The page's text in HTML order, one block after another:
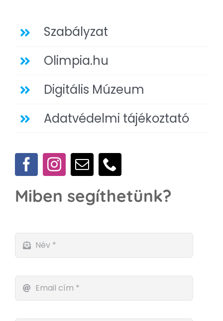
Szabályzat
Olimpia.hu
Digitális Múzeum
Adatvédelmi tájékoztató
Miben segíthetünk?